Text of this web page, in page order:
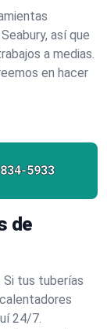
así que
a medias.
en hacer
5933
de
Si tus tuberías
24/7.